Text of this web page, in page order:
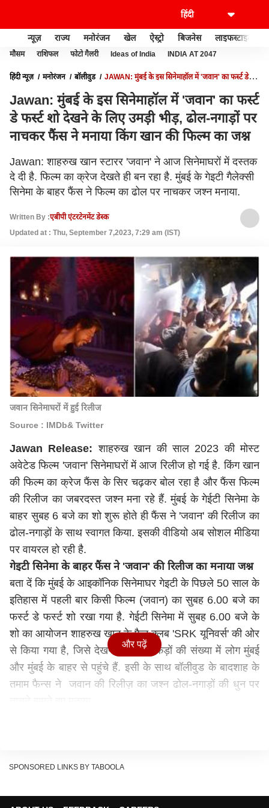
न्यूज़ राज्य मनोरंजन खेल ऐस्ट्रो बिजनेस लाइफस्टाइल
मौसम राशिफल फोटो गैलरी Ideas of India INDIA AT 2047
हिंदी न्यूज़ मनोरंजन बॉलीवुड
JAWAN: मुंबई के इस सिनेमाहॉल में 'जवान' का फर्स्ट डे
जश्न
Jawan: मुंबई के इस सिनेमाहॉल में 'जवान' का फर्स्ट
डे फर्स्ट शो देखने के लिए उमड़ी भीड़, ढोल-नगाड़ों पर
नाचकर फैंस ने मनाया किंग खान की फिल्म का जश्न
Jawan: शाहरुख खान स्टारर 'जवान' ने आज सिनेमाघरों में दस्तक
दे दी है. फिल्म का क्रेज देखते ही बन रहा है. मुंबई के गेइटी गैलेक्सी
सिनेमा के बाहर फैंस ने फिल्म का ढोल पर नाचकर जश्न मनाया.
Written By :एबीपी एंटरटेनमेंट डेस्क
Updated at : Thu, September 7,2023, 7:29 am (IST)
जवान सिनेमाघरों में हुई रिलीज
Source : IMDb& Twitter
Jawan Release: शाहरुख खान कीसाल 2023 की मोस्ट
अवेटेड फिल्म 'जवान' सिनेमाघरों में आज रिलीज हो गई है. किंग खान
की फिल्म का क्रेज फैंस के सिर चढ़कर बोल रहा है और फैंस फिल्म
की रिलीज का जबरदस्त जश्न मना रहे हैं. मुंबई के गेईटी सिनेमा के
बाहर सुबह 6 बजे का शो शुरू होते ही फैंस ने 'जवान' की रिलीज का
ढोल-नगाड़ों के साथ स्वागत किया. इसकी वीडियो अब सोशल मीडिया
पर वायरल हो रही है.
गेइटी सिनेमा के बाहर फैंस ने 'जवान' की रिलीज का मनाया जश्न
बता दें कि मुंबई के आइकॉनिक सिनेमाघर गेइटी के पिछले 50 साल के
इतिहास में पहली बार किसी फिल्म (जवान) का सुबह 6.00 बजे का
फर्स्ट डे फर्स्ट शो रखा गया है. गेईटी सिनेमा में सुबह 6.00 बजे के
शो का आयोजन शाहरुख खान के फैन क्लब 'SRK यूनिवर्स' की ओर
से किया गया है, जिसे देखने के लिए सैंकड़ों की‌ संख्या में लोग मुंबई
और मुंबई के बाहर से पहुंचे हैं. इसी के साथ बॉलीवुड के बादशाह के
तमाम फैन्स ने जवान की रिलीज़ का जश्न ढोल-नगाड़ों की धुन पर
historic 6 AM First Day First Show at Gaiety is a
और पढ़ें
SPONSORED LINKS BY TABOOLA